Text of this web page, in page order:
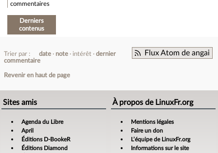
commentaires
Derniers
contenus
Flux Atom de angai
Trier par : date note intérêt
dernier
commentaire
Revenir en haut de page
Sites amis
Agenda du Libre
April
Éditions D-BookeR
Éditions Diamond
À propos de LinuxFr.org
Mentions légales
Faire un don
L’équipe de LinuxFr.org
Informations sur le site